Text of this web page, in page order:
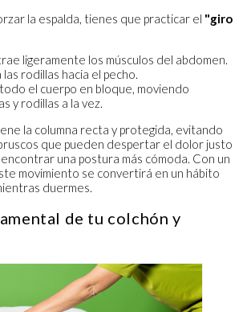
la espalda, tienes que practicar el "giro
ligeramente los músculos del abdomen.
las rodillas hacia el pecho.
el cuerpo en bloque, moviendo
y rodillas a la vez.
la columna recta y protegida, evitando
que pueden despertar el dolor justo
una postura más cómoda. Con un
movimiento se convertirá en un hábito
duermes.
de tu colchón y